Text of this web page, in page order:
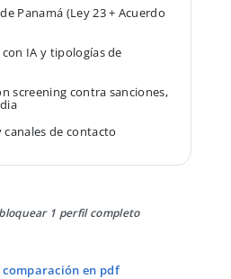
Panamá (Ley 23 + Acuerdo
IA y tipologías de
screening contra sanciones,
canales de contacto
1 perfil completo
comparación en pdf